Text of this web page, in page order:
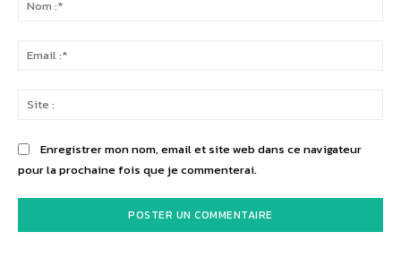
Enregistrer mon nom, email et site web dans ce navigateur
pour la prochaine fois que je commenterai.